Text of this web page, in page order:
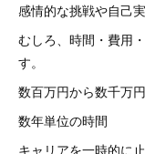
感情的な挑戦や自己
むしろ、時間・費用
す。
数百万円から数千万
数年単位の時間
キャリアを一時的に